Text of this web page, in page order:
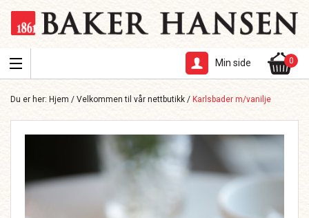
Min side 0
Du er her: Hjem / Velkommen til vår nettbutikk / Karlsbader m/vanilje